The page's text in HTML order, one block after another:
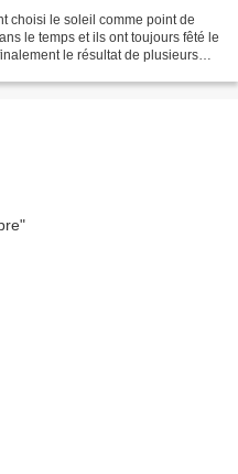
choisi le soleil comme point de
le temps et ils ont toujours fêté le
le résultat de plusieurs